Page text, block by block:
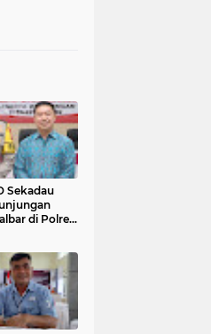
Sekadau
di Polres